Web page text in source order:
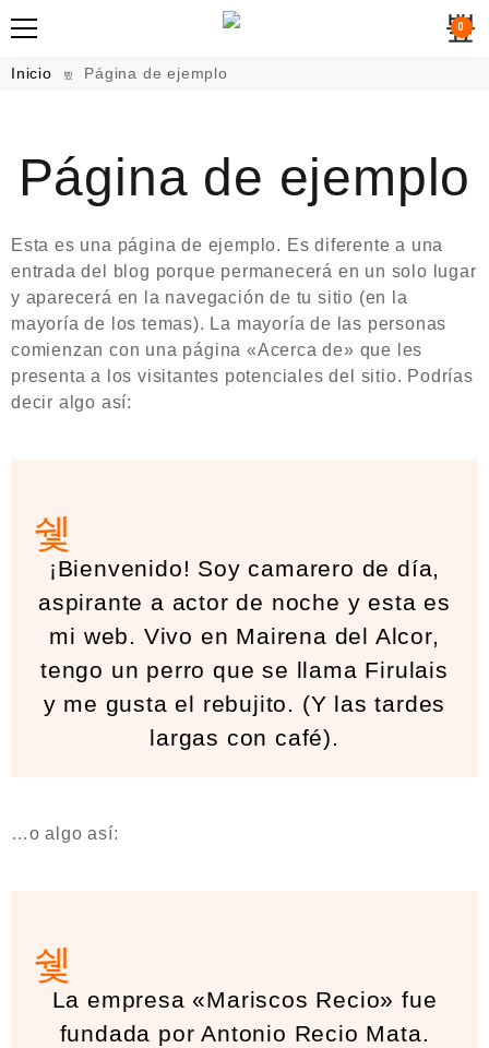
0
Inicio Página de ejemplo
Página de ejemplo
Esta es una página de ejemplo. Es diferente a una
entrada del blog porque permanecerá en un solo lugar
y aparecerá en la navegación de tu sitio (en la
mayoría de los temas). La mayoría de las personas
comienzan con una página «Acerca de» que les
presenta a los visitantes potenciales del sitio. Podrías
decir algo así:
¡Bienvenido! Soy camarero de día,
aspirante a actor de noche y esta es
mi web. Vivo en Mairena del Alcor,
tengo un perro que se llama Firulais
y me gusta el rebujito. (Y las tardes
largas con café).
…o algo así:
La empresa «Mariscos Recio» fue
fundada por Antonio Recio Mata.